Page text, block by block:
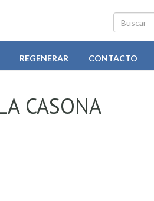
Buscar
REGENERAR CONTACTO
CASONA